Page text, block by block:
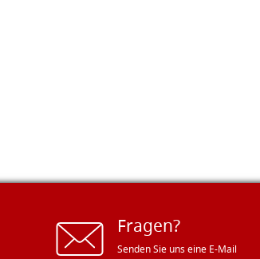
Fragen?
Senden Sie uns eine E-Mail